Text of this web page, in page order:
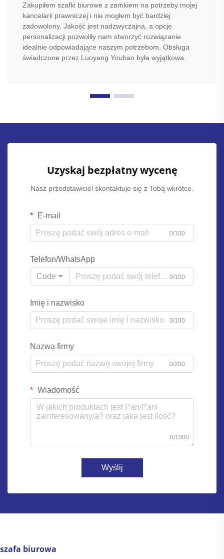
Zakupiłem szafki biurowe z zamkiem na potrzeby mojej
kancelarii prawniczej i nie mogłem być bardziej
zadowolony. Jakość jest nadzwyczajna, a opcje
personalizacji pozwoliły nam stworzyć rozwiązanie
idealnie odpowiadające naszym potrzebom. Obsługa
świadczone przez Luoyang Youbao była wyjątkowa.
Uzyskaj bezpłatny wycenę
Nasz przedstawiciel skontaktuje się z Tobą wkrótce.
E-mail
0/100
Telefon/WhatsApp
Code
0/100
Imię i nazwisko
0/100
Nazwa firmy
0/200
Wiadomość
0/1000
Wyślij
szafa biurowa